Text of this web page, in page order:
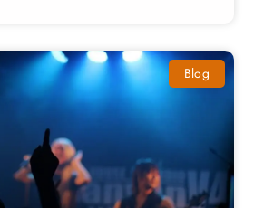
Blog